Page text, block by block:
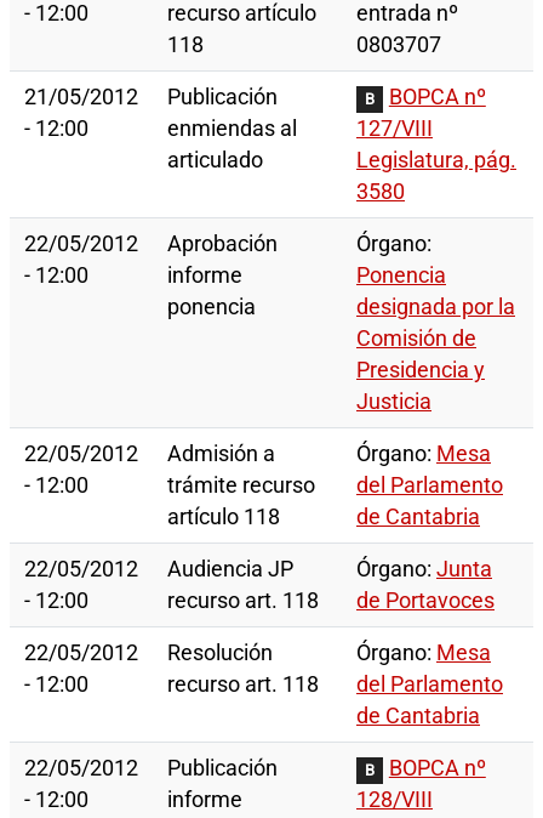
- 12:00
recurso artículo
118
entrada nº
0803707
21/05/2012
- 12:00
Publicación
enmiendas al
articulado
B
BOPCA nº
127/VIII
Legislatura, pág.
3580
22/05/2012
- 12:00
Aprobación
informe
ponencia
Órgano:
Ponencia
designada por la
Comisión de
Presidencia y
Justicia
22/05/2012
- 12:00
Admisión a
trámite recurso
artículo 118
Órgano: Mesa
del Parlamento
de Cantabria
22/05/2012
- 12:00
Audiencia JP
recurso art. 118
Órgano: Junta
de Portavoces
22/05/2012
- 12:00
Resolución
recurso art. 118
Órgano: Mesa
del Parlamento
de Cantabria
22/05/2012
- 12:00
Publicación
informe
B
BOPCA nº
128/VIII